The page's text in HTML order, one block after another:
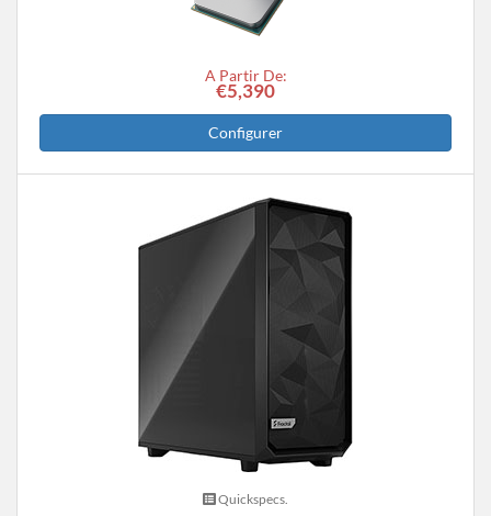
A Partir De:
€5,390
Configurer
Quickspecs.